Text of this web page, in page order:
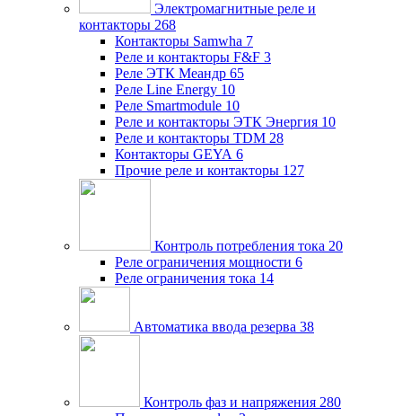
Электромагнитные реле и
контакторы 268
Контакторы Samwha 7
Реле и контакторы F&F 3
Реле ЭТК Меандр 65
Реле Line Energy 10
Реле Smartmodule 10
Реле и контакторы ЭТК Энергия 10
Реле и контакторы TDM 28
Контакторы GEYA 6
Прочие реле и контакторы 127
Контроль потребления тока 20
Реле ограничения мощности 6
Реле ограничения тока 14
Автоматика ввода резерва 38
Контроль фаз и напряжения 280